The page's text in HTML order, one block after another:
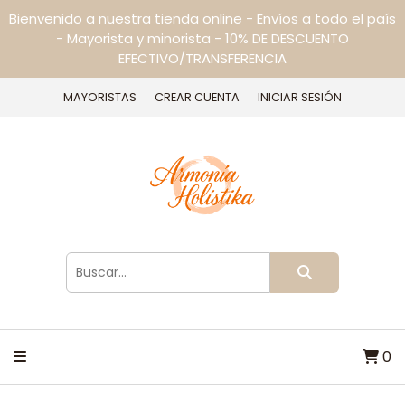
Bienvenido a nuestra tienda online - Envíos a todo el país
- Mayorista y minorista - 10% DE DESCUENTO
EFECTIVO/TRANSFERENCIA
MAYORISTAS CREAR CUENTA INICIAR SESIÓN
0